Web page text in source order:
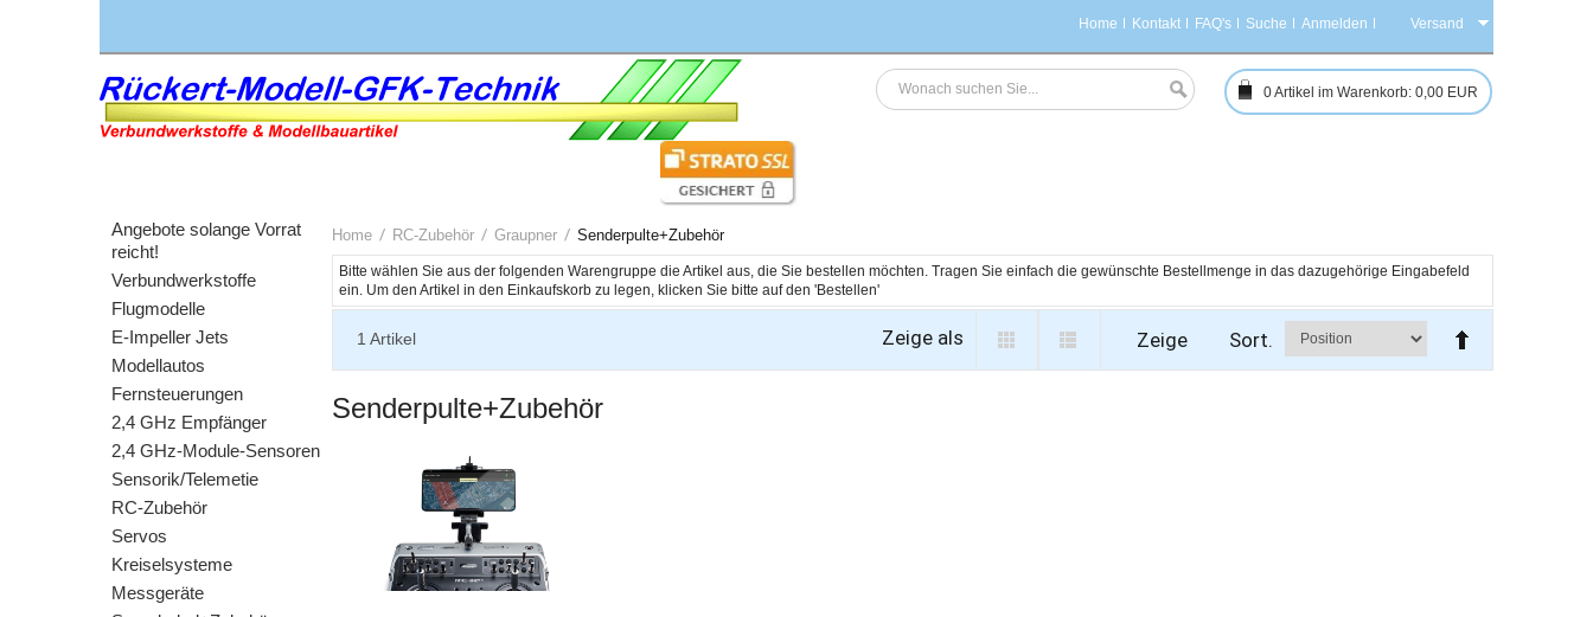
Versand
Home Kontakt FAQ's Suche Anmelden
0Artikel im Warenkorb: 0,00 EUR
Angebote solange Vorrat
reicht!
Verbundwerkstoffe
Flugmodelle
E-Impeller Jets
Modellautos
Fernsteuerungen
2,4 GHz Empfänger
2,4 GHz-Module-Sensoren
Sensorik/Telemetie
RC-Zubehör
Servos
Kreiselsysteme
Messgeräte
Home RC-Zubehör Graupner Senderpulte+Zubehör
Bitte wählen Sie aus der folgenden Warengruppe die Artikel aus, die Sie bestellen möchten. Tragen Sie einfach die gewünschte Bestellmenge in das dazugehörige Eingabefeld
1 Artikel Sort.
Zeige
Zeige als
Senderpulte+Zubehör